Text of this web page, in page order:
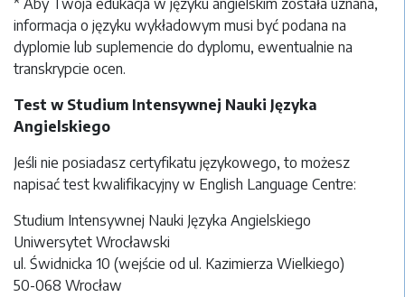
* Aby Twoja edukacja w języku angielskim została uznana,
informacja o języku wykładowym musi być podana na
dyplomie lub suplemencie do dyplomu, ewentualnie na
transkrypcie ocen.
Test w Studium Intensywnej Nauki Języka
Angielskiego
Jeśli nie posiadasz certyfikatu językowego, to możesz
napisać test kwalifikacyjny w English Language Centre:
Studium Intensywnej Nauki Języka Angielskiego
Uniwersytet Wrocławski
ul. Świdnicka 10 (wejście od ul. Kazimierza Wielkiego)
50-068 Wrocław